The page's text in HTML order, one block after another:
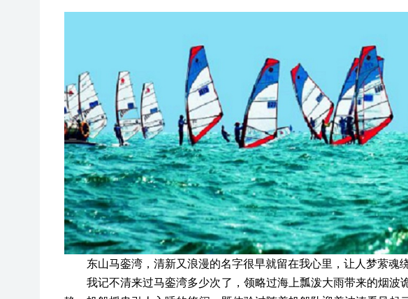
东山马銮湾，清新又浪漫的名字很早就留在我心里，让人梦萦魂绕
我记不清来过马銮湾多少次了，领略过海上瓢泼大雨带来的烟波